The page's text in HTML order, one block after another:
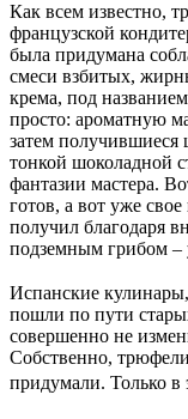
Как всем известно,
французской
была придумана
смеси взбитых,
крема, под
просто: ароматную
затем
тонкой шоколадной
фантазии мастера.
готов, а вот уже
получил благодаря
подземным грибом –
Испанские
пошли по пути
совершенно не
Собственно,
придумали. Только в